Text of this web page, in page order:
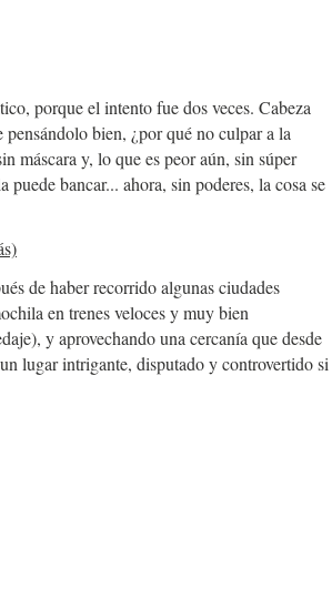
porque el intento fue dos veces. Cabeza
bien, ¿por qué no culpar a la
máscara y, lo que es peor aún, sin súper
puede bancar... ahora, sin poderes, la cosa se
de haber recorrido algunas ciudades
en trenes veloces y muy bien
y aprovechando una cercanía que desde
lugar intrigante, disputado y controvertido si